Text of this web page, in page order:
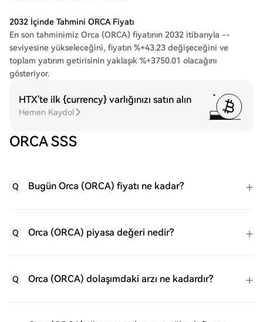
2032 İçinde Tahmini ORCA Fiyatı
En son tahminimiz Orca (ORCA) fiyatının 2032 itibarıyla --
seviyesine yükseleceğini, fiyatın %+43.23 değişeceğini ve
toplam yatırım getirisinin yaklaşık %+3750.01 olacağını
gösteriyor.
HTX'te ilk {currency} varlığınızı satın alın
Hemen Kaydol
ORCA SSS
Q Bugün Orca (ORCA) fiyatı ne kadar?
Q Orca (ORCA) piyasa değeri nedir?
Q Orca (ORCA) dolaşımdaki arzı ne kadardır?